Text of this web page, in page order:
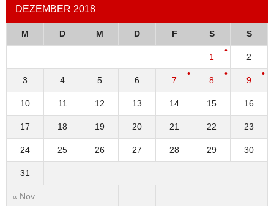
DEZEMBER 2018
M D M D F S S
« Nov.
1 2
3 4 5 6 7 8 9
10 11 12 13 14 15 16
17 18 19 20 21 22 23
24 25 26 27 28 29 30
31